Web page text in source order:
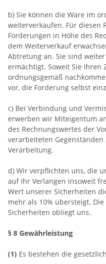
b) Sie können die Ware im
weiterverkaufen. Für diesen
Forderungen in Höhe des
dem Weiterverkauf
Abtretung an. Sie sind
ermächtigt. Soweit Sie
ordnungsgemäß
vor, die Forderung selbst
c) Bei Verbindung und
erwerben wir Miteigentum
des Rechnungswertes der
verarbeiteten
Verarbeitung.
d) Wir verpflichten uns, die
auf Ihr Verlangen insoweit
Wert unserer Sicherheiten
mehr als 10% übersteigt.
Sicherheiten obliegt uns.
§ 8 Gewährleistung
(1) Es bestehen die